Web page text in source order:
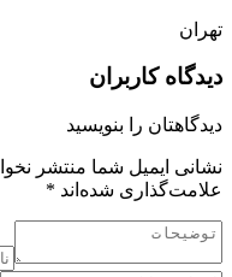
تهران
دیدگاه کاربران
دیدگاهتان را بنویسید
نشانی ایمیل شما منتشر
علامت‌گذاری شده‌اند *